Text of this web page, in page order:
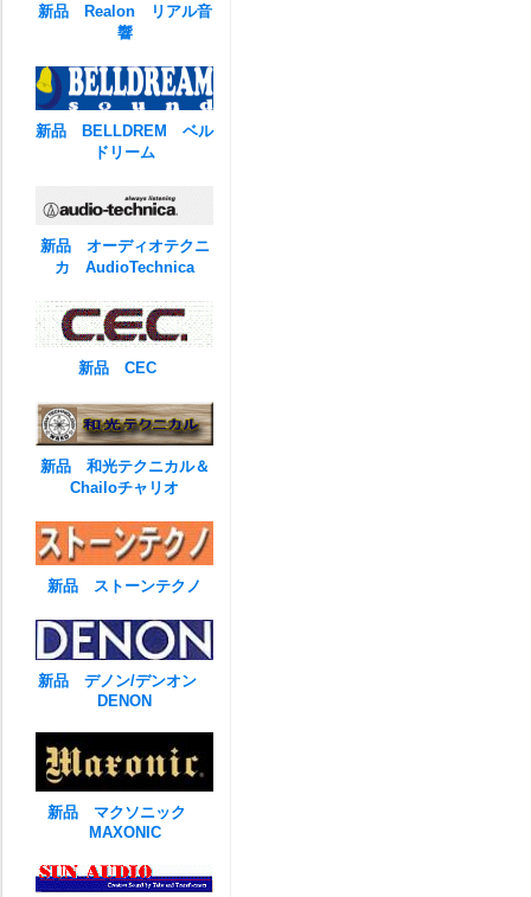
新品 Realon リアル音
響
新品 BELLDREM ベル
ドリーム
新品 オーディオテクニ
カ AudioTechnica
新品 CEC
新品 和光テクニカル＆
Chailoチャリオ
新品 ストーンテクノ
新品 デノン/デンオン
DENON
新品 マクソニック
MAXONIC